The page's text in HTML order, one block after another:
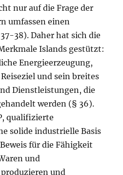
nur auf die Frage der
umfassen einen
38). Daher hat sich die
Islands gestützt:
Energieerzeugung,
und sein breites
Dienstleistungen, die
werden (§ 36).
qualifizierte
solide industrielle Basis
für die Fähigkeit
und
und